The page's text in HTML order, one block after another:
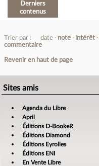
Derniers
contenus
Trier par : date note intérêt
commentaire
Revenir en haut de page
Sites amis
Agenda du Libre
April
Éditions D-BookeR
Éditions Diamond
Éditions Eyrolles
Éditions ENI
En Vente Libre